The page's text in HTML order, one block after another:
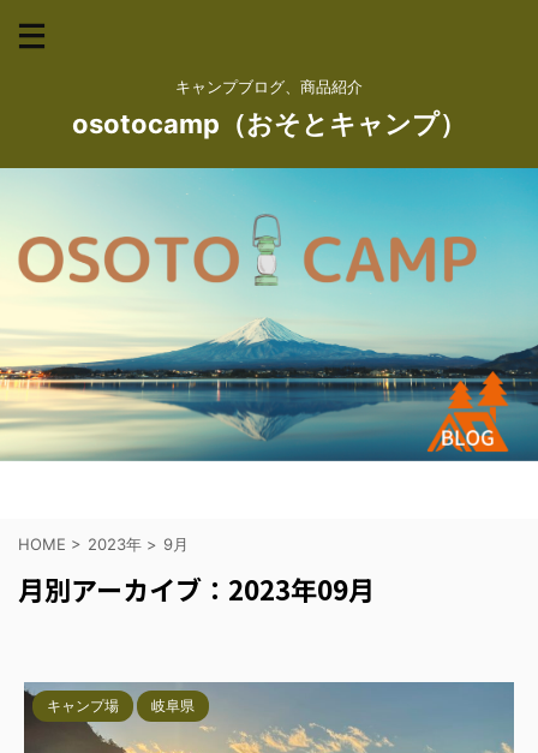
キャンプブログ、商品紹介
osotocamp（おそとキャンプ）
HOME > 2023年 > 9月
月別アーカイブ：2023年09月
キャンプ場 岐阜県